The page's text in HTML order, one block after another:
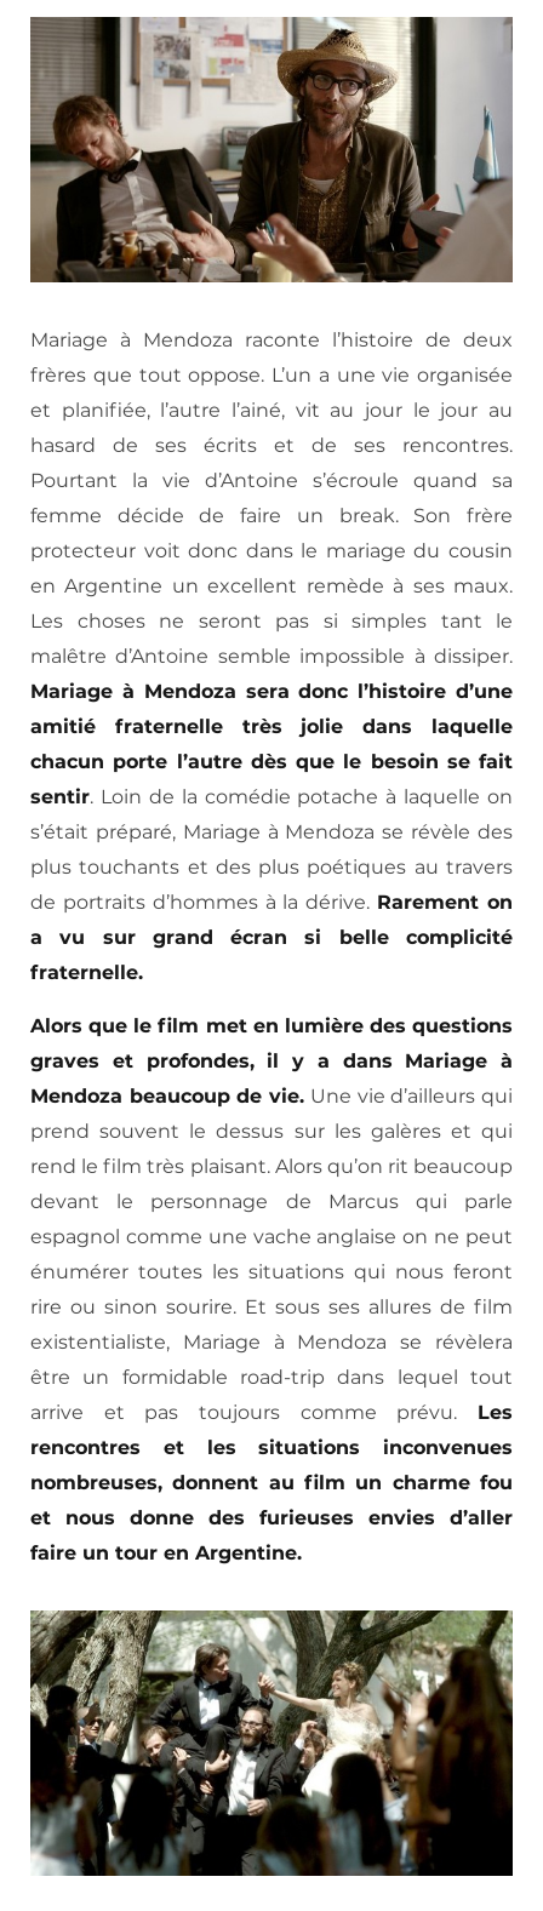
Mariage à Mendoza raconte l’histoire de deux
frères que tout oppose. L’un a une vie organisée
et planifiée, l’autre l’ainé, vit au jour le jour au
hasard de ses écrits et de ses rencontres.
Pourtant la vie d’Antoine s’écroule quand sa
femme décide de faire un break. Son frère
protecteur voit donc dans le mariage du cousin
en Argentine un excellent remède à ses maux.
Les choses ne seront pas si simples tant le
malêtre d’Antoine semble impossible à dissiper.
Mariage à Mendoza sera donc l’histoire d’une
amitié fraternelle très jolie dans laquelle
chacun porte l’autre dès que le besoin se fait
sentir. Loin de la comédie potache à laquelle on
s’était préparé, Mariage à Mendoza se révèle des
plus touchants et des plus poétiques au travers
de portraits d’hommes à la dérive. Rarement on
a vu sur grand écran si belle complicité
fraternelle.
Alors que le film met en lumière des questions
graves et profondes, il y a dans Mariage à
Mendoza beaucoup de vie. Une vie d’ailleurs qui
prend souvent le dessus sur les galères et qui
rend le film très plaisant. Alors qu’on rit beaucoup
devant le personnage de Marcus qui parle
espagnol comme une vache anglaise on ne peut
énumérer toutes les situations qui nous feront
rire ou sinon sourire. Et sous ses allures de film
existentialiste, Mariage à Mendoza se révèlera
être un formidable road-trip dans lequel tout
arrive et pas toujours comme prévu. Les
rencontres et les situations inconvenues
nombreuses, donnent au film un charme fou
et nous donne des furieuses envies d’aller
faire un tour en Argentine.